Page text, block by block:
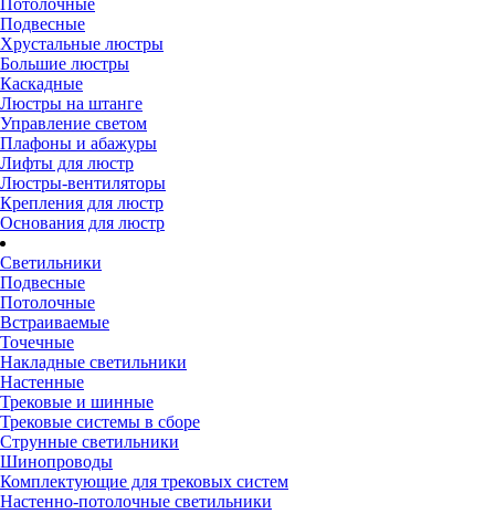
Потолочные
Подвесные
Хрустальные люстры
Большие люстры
Каскадные
Люстры на штанге
Управление светом
Плафоны и абажуры
Лифты для люстр
Люстры-вентиляторы
Крепления для люстр
Основания для люстр
Светильники
Подвесные
Потолочные
Встраиваемые
Точечные
Накладные светильники
Настенные
Трековые и шинные
Трековые системы в сборе
Струнные светильники
Шинопроводы
Комплектующие для трековых систем
Настенно-потолочные светильники